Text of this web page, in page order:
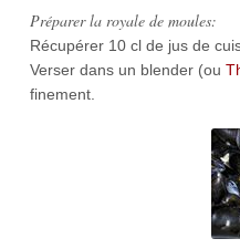
Préparer la royale de moules:
Récupérer 10 cl de jus de
Verser dans un blender (ou
finement.